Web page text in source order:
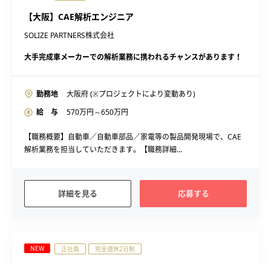
【大阪】CAE解析エンジニア
SOLIZE PARTNERS株式会社
大手完成車メーカーでの解析業務に携われるチャンスがあります！
勤務地
大阪府 (※プロジェクトにより変動あり)
給 与
570万円～650万円
【職務概要】自動車／自動車部品／家電等の製品開発現場で、CAE
解析業務を担当していただきます。【職務詳細...
詳細を見る 応募する
NEW 正社員 完全週休2日制